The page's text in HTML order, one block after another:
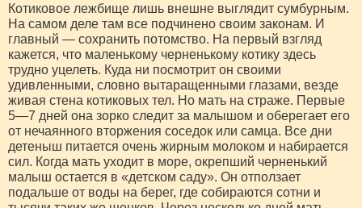
Котиковое лежбище лишь внешне выглядит сумбурным.
На самом деле там все подчине­но своим законам. И
глав­ный — сохранить потомство. На первый взгляд
кажется, что маленькому черненькому котику здесь
трудно уцелеть. Куда ни посмотрит он своими
удивленными, словно вытаращенными глазами, везде
живая стена ко­тиковых тел. Но мать на стра­же. Первые
5—7 дней она зор­ко следит за малышом и обере­гает его
от нечаянного вторже­ния соседок или самца. Все дни
детеныш питается очень жир­ным молоком и набирается
сил. Когда мать уходит в море, ок­репший черненький
малыш ос­тается в «детском саду». Он отползает
подальше от воды на берег, где собираются сотни и